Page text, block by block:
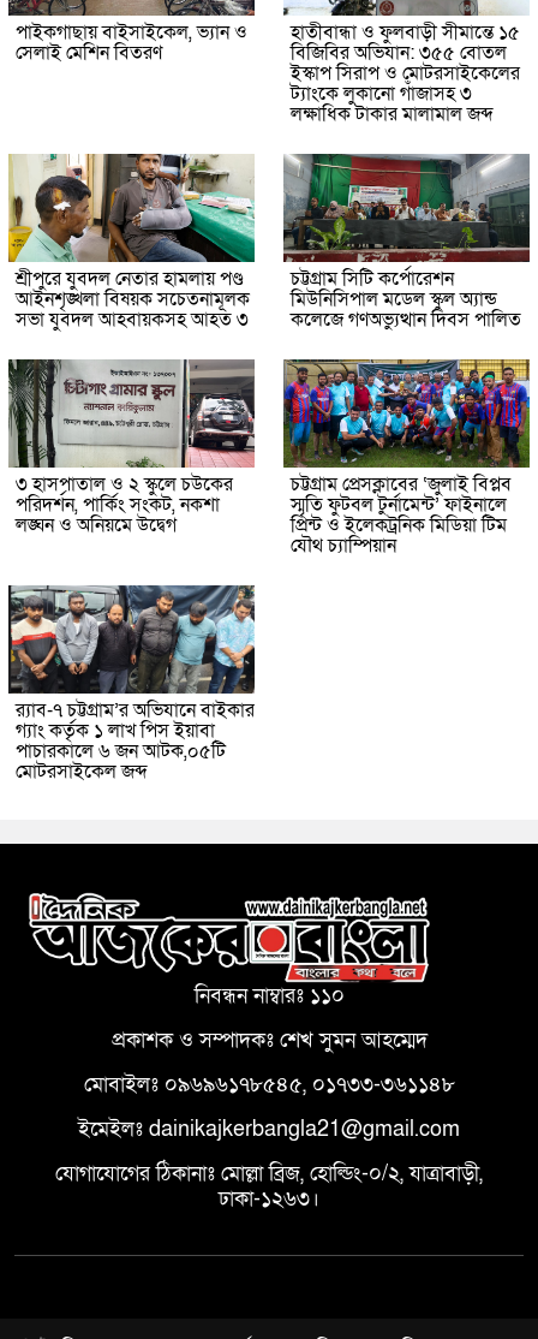
পাইকগাছায় বাইসাইকেল, ভ্যান ও
সেলাই মেশিন বিতরণ
হাতীবান্ধা ও ফুলবাড়ী সীমান্তে ১৫
বিজিবির অভিযান: ৩৫৫ বোতল
ইস্কাপ সিরাপ ও মোটরসাইকেলের
ট্যাংকে লুকানো গাঁজাসহ ৩
লক্ষাধিক টাকার মালামাল জব্দ
শ্রীপুরে যুবদল নেতার হামলায় পণ্ড
আইনশৃঙ্খলা বিষয়ক সচেতনামূলক
সভা যুবদল আহবায়কসহ আহত ৩
চট্টগ্রাম সিটি কর্পোরেশন
মিউনিসিপাল মডেল স্কুল অ্যান্ড
কলেজে গণঅভ্যুত্থান দিবস পালিত
৩ হাসপাতাল ও ২ স্কুলে চউকের
পরিদর্শন, পার্কিং সংকট, নকশা
লঙ্ঘন ও অনিয়মে উদ্বেগ
চট্টগ্রাম প্রেসক্লাবের ‘জুলাই বিপ্লব
স্মৃতি ফুটবল টুর্নামেন্ট’ ফাইনালে
প্রিন্ট ও ইলেকট্রনিক মিডিয়া টিম
যৌথ চ্যাম্পিয়ান
র‌্যাব-৭ চট্টগ্রাম’র অভিযানে বাইকার
গ্যাং কর্তৃক ১ লাখ পিস ইয়াবা
পাচারকালে ৬ জন আটক,০৫টি
মোটরসাইকেল জব্দ
নিবন্ধন নাম্বারঃ ১১০
প্রকাশক ও সম্পাদকঃ শেখ সুমন আহম্মেদ
মোবাইলঃ ০৯৬৯৬১৭৮৫৪৫, ০১৭৩৩-৩৬১১৪৮
ইমেইলঃ dainikajkerbangla21@gmail.com
যোগাযোগের ঠিকানাঃ মোল্লা ব্রিজ, হোল্ডিং-০/২, যাত্রাবাড়ী,
ঢাকা-১২৬৩।